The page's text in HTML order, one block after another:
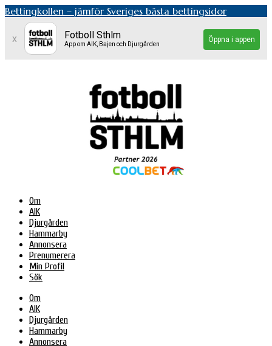
Bettingkollen – jämför Sveriges bästa bettingsidor
x Fotboll Sthlm
App om AIK, Bajen och Djurgården
Öppna i appen
Om
AIK
Djurgården
Hammarby
Annonsera
Prenumerera
Min Profil
Sök
Om
AIK
Djurgården
Hammarby
Annonsera